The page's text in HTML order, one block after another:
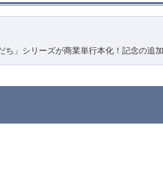
」シリーズが商業単行本化！記念の追